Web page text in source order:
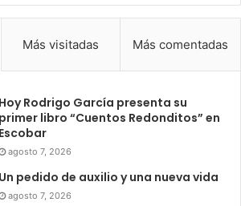
Más visitadas Más comentadas
Hoy Rodrigo García presenta su
primer libro “Cuentos Redonditos” en
Escobar
agosto 7, 2026
Un pedido de auxilio y una nueva vida
agosto 7, 2026